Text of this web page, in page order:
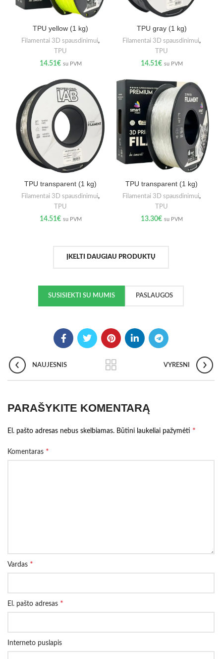
TPU yellow (1 kg)
Filamentai 3D spausdinimui,
TPU
14.51€ su PVM
TPU gray (1 kg)
Filamentai 3D spausdinimui,
TPU
14.51€ su PVM
TPU transparent (1 kg)
Filamentai 3D spausdinimui,
TPU
14.51€ su PVM
TPU transparent (1 kg)
Filamentai 3D spausdinimui,
TPU
13.30€ su PVM
ĮKELTI DAUGIAU PRODUKTŲ
SUSISIEKTI SU MUMIS PASLAUGOS
NAUJESNIS VYRESNI
PARAŠYKITE KOMENTARĄ
El. pašto adresas nebus skelbiamas. Būtini laukeliai pažymėti *
Komentaras *
Vardas *
El. pašto adresas *
Interneto puslapis